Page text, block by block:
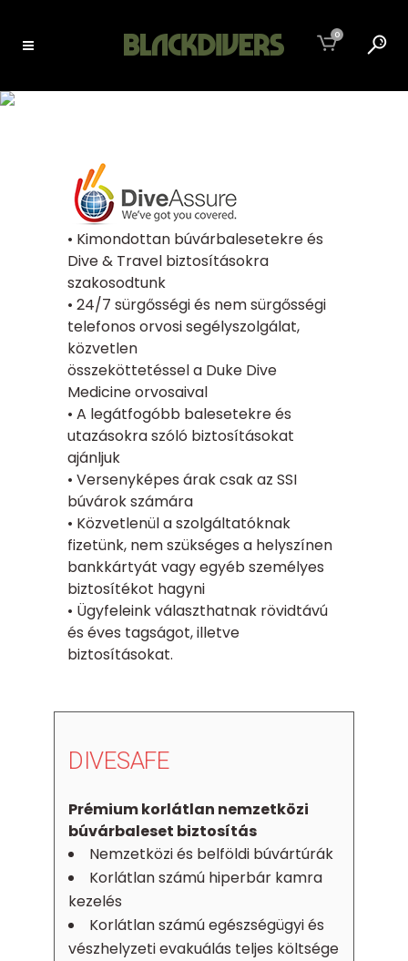
0
• Kimondottan búvárbalesetekre és
Dive & Travel biztosításokra
szakosodtunk
• 24/7 sürgősségi és nem sürgősségi
telefonos orvosi segélyszolgálat,
közvetlen
összeköttetéssel a Duke Dive
Medicine orvosaival
• A legátfogóbb balesetekre és
utazásokra szóló biztosításokat
ajánljuk
• Versenyképes árak csak az SSI
búvárok számára
• Közvetlenül a szolgáltatóknak
fizetünk, nem szükséges a helyszínen
bankkártyát vagy egyéb személyes
biztosítékot hagyni
• Ügyfeleink választhatnak rövidtávú
és éves tagságot, illetve
biztosításokat.
DIVESAFE
Prémium korlátlan nemzetközi
búvárbaleset biztosítás
Nemzetközi és belföldi búvártúrák
Korlátlan számú hiperbár kamra
kezelés
Korlátlan számú egészségügyi és
vészhelyzeti evakuálás teljes költsége